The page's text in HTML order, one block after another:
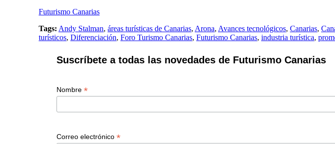
Futurismo Canarias
Tags: Andy Stalman, áreas turísticas de Canarias, Arona, Avances tecnológicos, Canarias,
turísticos, Diferenciación, Foro Turismo Canarias, Futurismo Canarias, industria turística,
Suscríbete a todas las novedades de Futurismo Canarias
Nombre *
Correo electrónico *